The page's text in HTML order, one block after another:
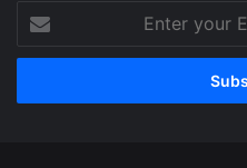
your
Email